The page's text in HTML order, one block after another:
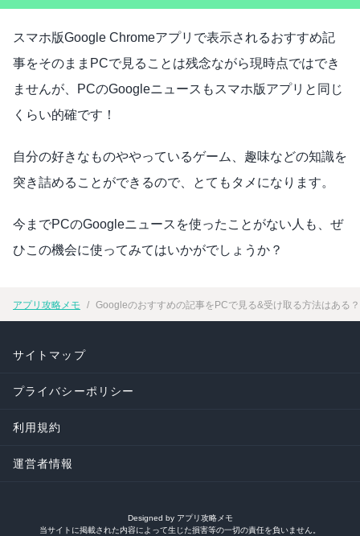
スマホ版Google Chromeアプリで表示されるおすすめ記
事をそのままPCで見ることは残念ながら現時点ではでき
ませんが、PCのGoogleニュースもスマホ版アプリと同じ
くらい的確です！
自分の好きなものややっているゲーム、趣味などの知識を
突き詰めることができるので、とてもタメになります。
今までPCのGoogleニュースを使ったことがない人も、ぜ
ひこの機会に使ってみてはいかがでしょうか？
アプリ攻略メモ Googleのおすすめの記事をPCで見る&受け取る方法はある？
サイトマップ
プライバシーポリシー
利用規約
運営者情報
Designed by アプリ攻略メモ
当サイトに掲載された内容によって生じた損害等の一切の責任を負いません。